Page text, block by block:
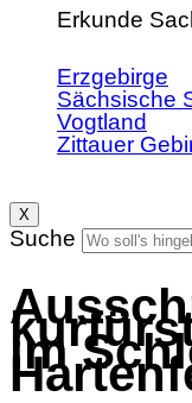
Erkunde
Erzgebirge
Sächsische
Vogtland
Zittauer
X
Suche
im